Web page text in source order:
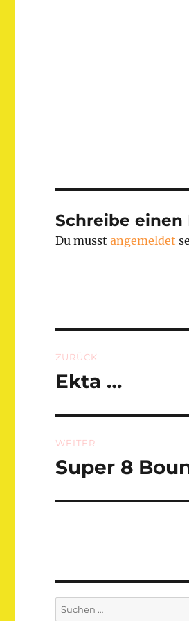
Schreibe einen
Du musstangemeldet
ZURÜCK
Vorheriger
Ekta …
WEITER
Nächster
Super 8
Suchen